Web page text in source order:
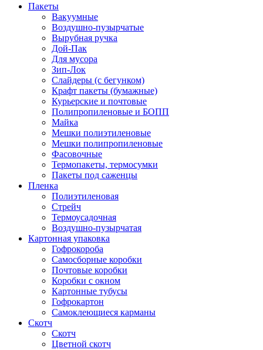
Пакеты
Вакуумные
Воздушно-пузырчатые
Вырубная ручка
Дой-Пак
Для мусора
Зип-Лок
Слайдеры (с бегунком)
Крафт пакеты (бумажные)
Курьерские и почтовые
Полипропиленовые и БОПП
Майка
Мешки полиэтиленовые
Мешки полипропиленовые
Фасовочные
Термопакеты, термосумки
Пакеты под саженцы
Пленка
Полиэтиленовая
Стрейч
Термоусадочная
Воздушно-пузырчатая
Картонная упаковка
Гофрокороба
Самосборные коробки
Почтовые коробки
Коробки с окном
Картонные тубусы
Гофрокартон
Самоклеющиеся карманы
Скотч
Скотч
Цветной скотч